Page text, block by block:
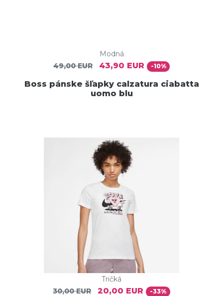
Modná
49,00 EUR
43,90 EUR -10%
Boss pánske šľapky calzatura ciabatta
uomo blu
Tričká
30,00 EUR
20,00 EUR -33%